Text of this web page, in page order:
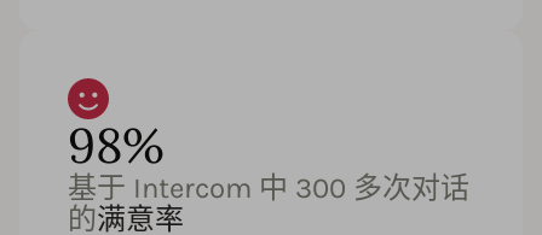
98%
基于 Intercom 中 300 多次对话
的满意率